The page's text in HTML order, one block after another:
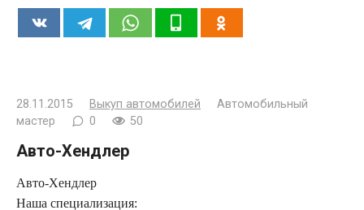
28.11.2015 Выкуп автомобилей
Автомобильный
мастер
0 50
Авто-Хендлер
Авто-Хендлер
Наша специализация: